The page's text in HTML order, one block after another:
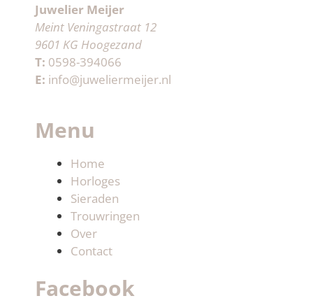
Juwelier Meijer
Meint Veningastraat 12
9601 KG Hoogezand
T: 0598-394066
E: info@juweliermeijer.nl
Menu
Home
Horloges
Sieraden
Trouwringen
Over
Contact
Facebook